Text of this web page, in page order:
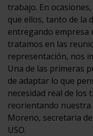
trabajo. En
que ellos, tanto de la
entregando empresa
tratamos en las
representación, nos
Una de las primeras
de adaptar lo que
necesidad real de los
reorientando nuestra
Moreno, secretaria
USO.